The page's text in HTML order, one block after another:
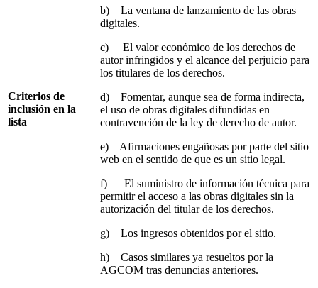
Criterios de
inclusión en la
lista
b) La ventana de lanzamiento de las obras
digitales.
c) El valor económico de los derechos de
autor infringidos y el alcance del perjuicio para
los titulares de los derechos.
d) Fomentar, aunque sea de forma indirecta,
el uso de obras digitales difundidas en
contravención de la ley de derecho de autor.
e) Afirmaciones engañosas por parte del sitio
web en el sentido de que es un sitio legal.
f) El suministro de información técnica para
permitir el acceso a las obras digitales sin la
autorización del titular de los derechos.
g) Los ingresos obtenidos por el sitio.
h) Casos similares ya resueltos por la
AGCOM tras denuncias anteriores.